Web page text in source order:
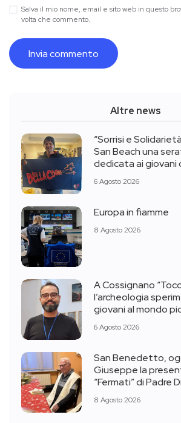
Salva il mio nome, email e sito web in questo
volta che commento.
Altre news
“Sorrisi e
San Beach una
dedicata ai giovani
6 Agosto 2026
Europa in fiamme
8 Agosto 2026
A Cossignano
l’archeologia
giovani al mondo
6 Agosto 2026
San Benedetto,
Giuseppe la
“Fermati” di Padre
8 Agosto 2026